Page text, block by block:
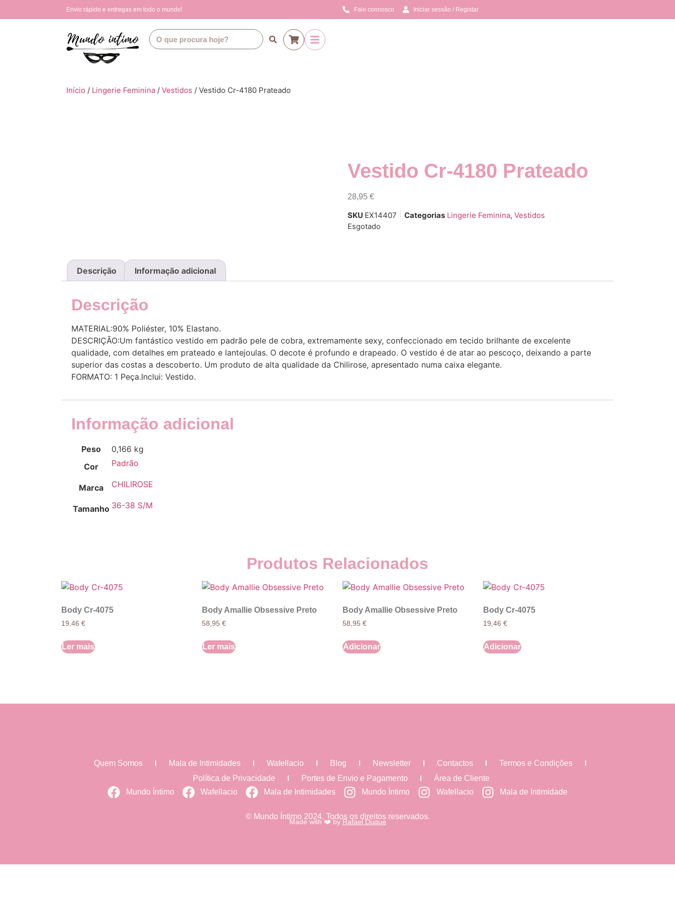
Envio rápido e entregas em todo o mundo! Fale connosco Iniciar sessão / Registar
Início / Lingerie Feminina / Vestidos / Vestido Cr-4180 Prateado
Vestido Cr-4180 Prateado
28,95 €
SKU EX14407 Categorias Lingerie Feminina, Vestidos
Esgotado
Descrição Informação adicional
Descrição
MATERIAL:90% Poliéster, 10% Elastano.
DESCRIÇÃO:Um fantástico vestido em padrão pele de cobra, extremamente sexy, confeccionado em tecido brilhante de excelente
qualidade, com detalhes em prateado e lantejoulas. O decote é profundo e drapeado. O vestido é de atar ao pescoço, deixando a parte
superior das costas a descoberto. Um produto de alta qualidade da Chilirose, apresentado numa caixa elegante.
FORMATO: 1 Peça.Inclui: Vestido.
Informação adicional
Peso
0,166 kg
Cor
Padrão
Marca CHILIROSE
Tamanho 36-38 S/M
Produtos Relacionados
Body Cr-4075
19,46 €
Ler mais
Body Amallie Obsessive Preto
58,95 €
Ler mais
Body Amallie Obsessive Preto
58,95 €
Adicionar
Body Cr-4075
19,46 €
Adicionar
Quem Somos Mala de Intimidades Wafellacio Blog Newsletter Contactos
Termos e Condições
Política de Privacidade
Portes de Envio e Pagamento
Área de Cliente
Mundo Íntimo
Wafellacio Mala de Intimidades Mundo Íntimo Wafellacio Mala de Intimidade
© Mundo Íntimo 2024. Todos os direitos reservados.
Made with ❤️ byRafael Duque